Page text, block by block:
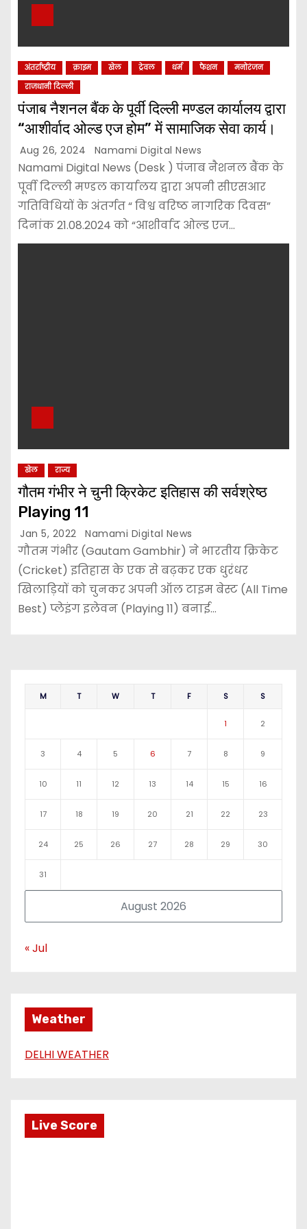
अंतर्राष्ट्रीय क्राइम खेल ट्रेवल धर्म फैशन
मनोरंजन
राजधानी दिल्ली
पंजाब नैशनल बैंक के पूर्वी दिल्ली मण्डल कार्यालय द्वारा
“आशीर्वाद ओल्ड एज होम” में सामाजिक सेवा कार्य।
Aug 26, 2024 Namami Digital News
Namami Digital News (Desk ) पंजाब नैशनल बैंक के
पूर्वी दिल्ली मण्डल कार्यालय द्वारा अपनी सीएसआर
गतिविधियों के अंतर्गत “ विश्व वरिष्ठ नागरिक दिवस”
दिनांक 21.08.2024 को “आशीर्वाद ओल्ड एज…
खेल राज्य
गौतम गंभीर ने चुनी क्रिकेट इतिहास की सर्वश्रेष्ठ
Playing 11
Jan 5, 2022 Namami Digital News
गौतम गंभीर (Gautam Gambhir) ने भारतीय क्रिकेट
(Cricket) इतिहास के एक से बढ़कर एक धुरंधर
खिलाड़ियों को चुनकर अपनी ऑल टाइम बेस्ट (All Time
Best) प्लेइंग इलेवन (Playing 11) बनाई…
August 2026
M T W T F S S
1 2
3 4 5 6 7 8 9
10 11 12 13 14 15 16
17 18 19 20 21 22 23
24 25 26 27 28 29 30
31
« Jul
Weather
DELHI WEATHER
Live Score